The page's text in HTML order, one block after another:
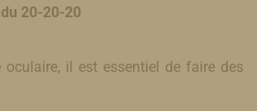
20-20-20
il est essentiel de faire des